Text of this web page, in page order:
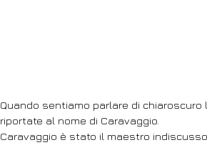
Quando sentiamo parlare di
riportate al nome di Caravaggio.
Caravaggio è stato il maestro